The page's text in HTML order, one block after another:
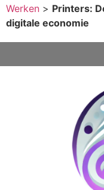
Werken > Printers:
digitale economie